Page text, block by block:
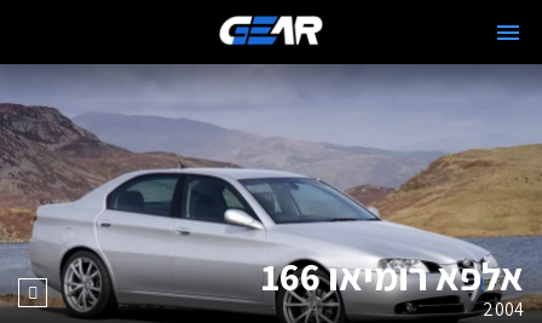
אלפא רומיאו 166
2004